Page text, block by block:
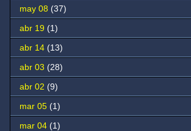
may 08 (37)
abr 19 (1)
abr 14 (13)
abr 03 (28)
abr 02 (9)
mar 05 (1)
mar 04 (1)